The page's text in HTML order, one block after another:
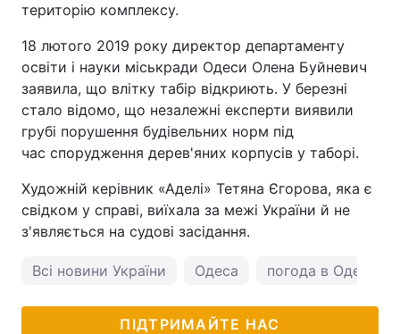
територію комплексу.
18 лютого 2019 року директор департаменту
освіти і науки міськради Одеси Олена Буйневич
заявила, що влітку табір відкриють. У березні
стало відомо, що незалежні експерти виявили
грубі порушення будівельних норм під
час спорудження дерев'яних корпусів у таборі.
Художній керівник «Аделі» Тетяна Єгорова, яка є
свідком у справі, виїхала за межі України й не
з'являється на судові засідання.
Всі новини України Одеса погода в Одесі
ПІДТРИМАЙТЕ НАС